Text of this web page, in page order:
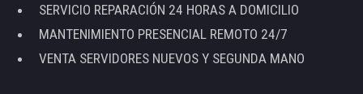
SERVICIO REPARACIÓN 24 HORAS A DOMICILIO
MANTENIMIENTO PRESENCIAL REMOTO 24/7
VENTA SERVIDORES NUEVOS Y SEGUNDA MANO